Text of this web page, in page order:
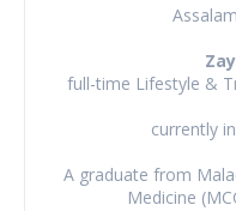
full-time Lifestyle &
currently
A graduate from
Medicine